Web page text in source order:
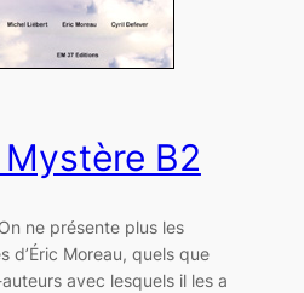
B2
ne présente plus les
d’Éric Moreau, quels que
avec lesquels il les a